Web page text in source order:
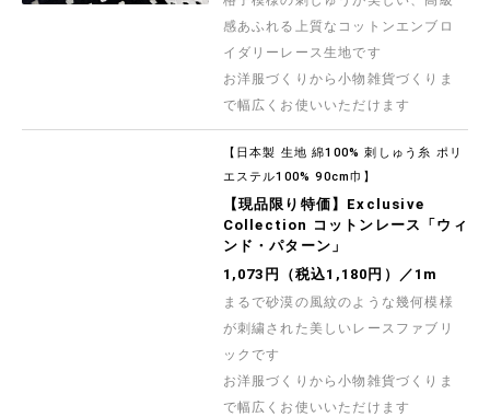
感あふれる上質なコットンエンブロ
イダリーレース生地です
お洋服づくりから小物雑貨づくりま
で幅広くお使いいただけます
【日本製 生地 綿100% 刺しゅう糸 ポリ
エステル100% 90cm巾】
【現品限り特価】Exclusive
Collection コットンレース「ウィ
ンド・パターン」
1,073円（税込1,180円）／1m
まるで砂漠の風紋のような幾何模様
が刺繍された美しいレースファブリ
ックです
お洋服づくりから小物雑貨づくりま
で幅広くお使いいただけます